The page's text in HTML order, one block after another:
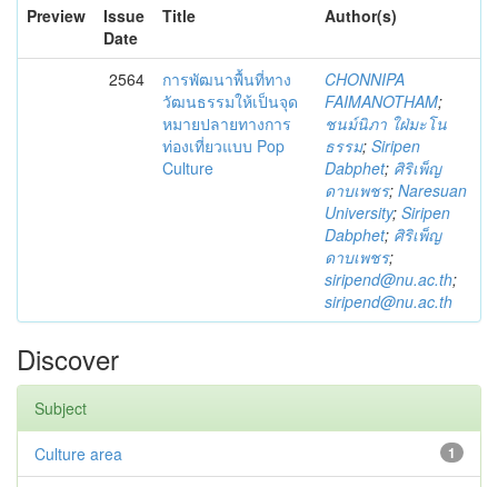
Preview
Issue
Date
Title Author(s)
2564
การพัฒนาพื้นที่ทาง
วัฒนธรรมให้เป็นจุด
หมายปลายทางการ
ท่องเที่ยวแบบ Pop
Culture
CHONNIPA
FAIMANOTHAM;
ชนม์นิภา ใฝ่มะโน
ธรรม; Siripen
Dabphet; ศิริเพ็ญ
ดาบเพชร; Naresuan
University; Siripen
Dabphet; ศิริเพ็ญ
ดาบเพชร;
siripend@nu.ac.th;
siripend@nu.ac.th
Discover
Subject
1
Culture area